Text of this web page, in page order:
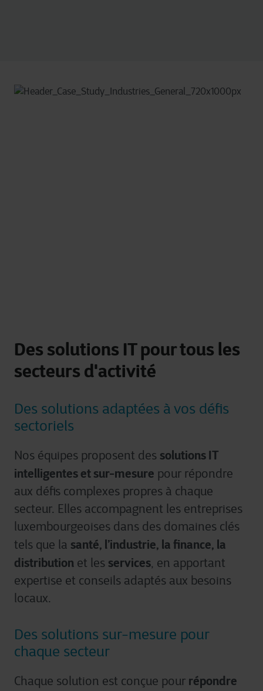
Des solutions IT pour tous les
secteurs d'activité
Des solutions adaptées à vos défis
sectoriels
Nos équipes proposent des solutions IT
intelligentes et sur-mesure pour répondre
aux défis complexes propres à chaque
secteur. Elles accompagnent les entreprises
luxembourgeoises dans des domaines clés
tels que la santé, l’industrie, la finance, la
distribution et les services, en apportant
expertise et conseils adaptés aux besoins
locaux.
Des solutions sur-mesure pour
chaque secteur
Chaque solution est conçue pour répondre